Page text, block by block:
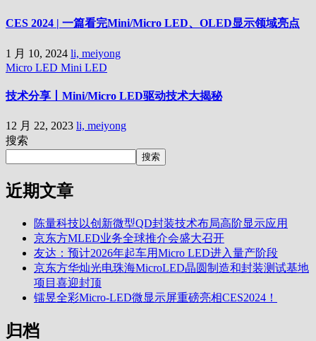
CES 2024 | 一篇看完Mini/Micro LED、OLED显示领域亮点
1 月 10, 2024 li, meiyong
Micro LED Mini LED
技术分享丨Mini/Micro LED驱动技术大揭秘
12 月 22, 2023 li, meiyong
搜索
搜索
近期文章
陈量科技以创新微型QD封装技术布局高阶显示应用
京东方MLED业务全球推介会盛大召开
友达：预计2026年起车用Micro LED进入量产阶段
京东方华灿光电珠海MicroLED晶圆制造和封装测试基地
项目喜迎封顶
镭昱全彩Micro-LED微显示屏重磅亮相CES2024！
归档